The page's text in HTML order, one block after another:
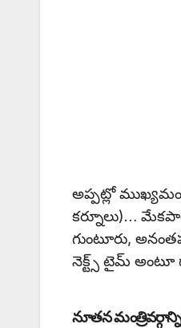
అప్పట్లో
కర్నూలు)…
గుంటూరు,
నెక్ట్స్ టైమ్
నూతన